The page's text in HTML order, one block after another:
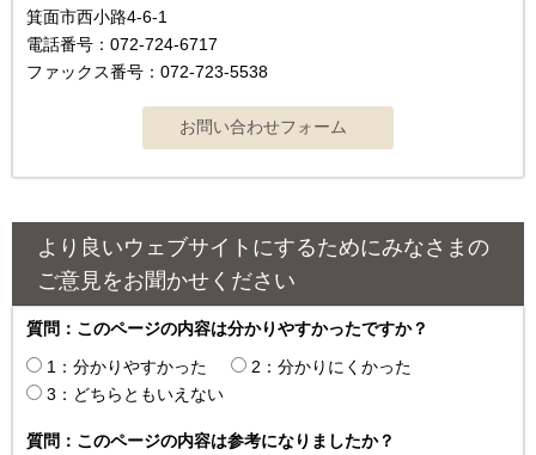
箕面市西小路4‐6‐1
電話番号：072-724-6717
ファックス番号：072-723-5538
より良いウェブサイトにするためにみなさまの
ご意見をお聞かせください
質問：このページの内容は分かりやすかったですか？
1：分かりやすかった
2：分かりにくかった
3：どちらともいえない
質問：このページの内容は参考になりましたか？